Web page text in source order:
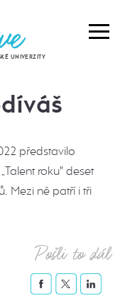
UNIVERZITY
představilo
roku" deset
Mezi ně patří i tři
Pošli to dál